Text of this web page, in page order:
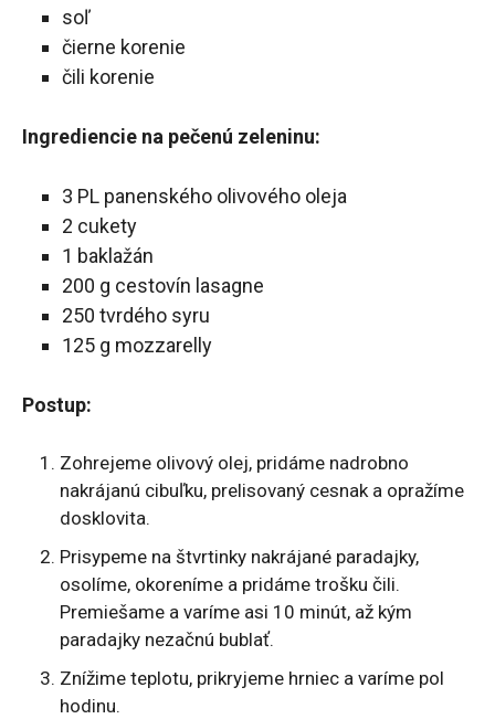
soľ
čierne korenie
čili korenie
Ingrediencie na pečenú zeleninu:
3 PL panenského olivového oleja
2 cukety
1 baklažán
200 g cestovín lasagne
250 tvrdého syru
125 g mozzarelly
Postup:
Zohrejeme olivový olej, pridáme nadrobno
nakrájanú cibuľku, prelisovaný cesnak a opražíme
dosklovita.
Prisypeme na štvrtinky nakrájané paradajky,
osolíme, okoreníme a pridáme trošku čili.
Premiešame a varíme asi 10 minút, až kým
paradajky nezačnú bublať.
Znížime teplotu, prikryjeme hrniec a varíme pol
hodinu.